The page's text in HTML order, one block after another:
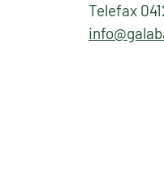
Telefax